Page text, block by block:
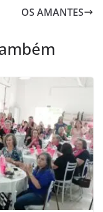
OS AMANTES